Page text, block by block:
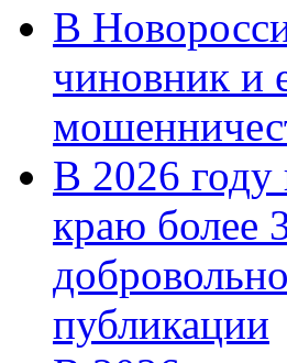
В
чиновник и
В 2026
краю более
публикации